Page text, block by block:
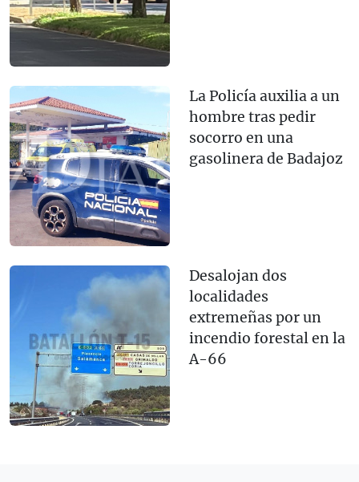
La Policía auxilia a un
hombre tras pedir
socorro en una
gasolinera de Badajoz
Desalojan dos
localidades
extremeñas por un
incendio forestal en la
A-66